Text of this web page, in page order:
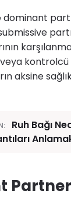
dominant
kontrolcü
aksine
Ruh Bağı